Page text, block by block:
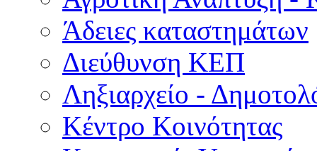
Άδειες καταστημάτων
Διεύθυνση ΚΕΠ
Ληξιαρχείο -
Κέντρο Κοινότητας